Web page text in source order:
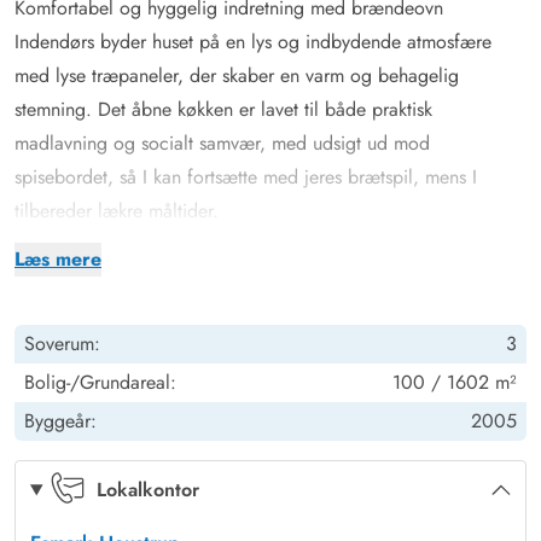
Læs mere
Komfortabel og hyggelig indretning med brændeovn
Indendørs byder huset på en lys og indbydende atmosfære
med lyse træpaneler, der skaber en varm og behagelig
stemning. Det åbne køkken er lavet til både praktisk
madlavning og socialt samvær, med udsigt ud mod
spisebordet, så I kan fortsætte med jeres brætspil, mens I
tilbereder lækre måltider.
En praktisk opvaskemaskine gør oprydningen let, så I hurtigt
hygge. Her kan I også streame jeres yndlingsserier på husets
Chromecast. En energivenlig varmepumpe sikrer behagelig
opvarmning, og det er rart at vide, at I bidrager til en
bæredygtig løsning under jeres ophold.
Sommerhuset har 2 soveværelser med dobbeltsenge og et
Soverum:
3
Bolig-/Grundareal:
100 / 1602 m²
Byggeår:
2005
Lokalkontor